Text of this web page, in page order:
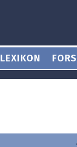
LEXIKON